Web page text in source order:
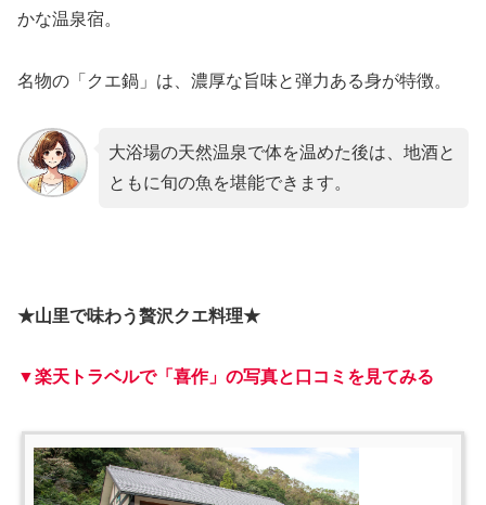
かな温泉宿。
名物の「クエ鍋」は、濃厚な旨味と弾力ある身が特徴。
大浴場の天然温泉で体を温めた後は、地酒と
ともに旬の魚を堪能できます。
★山里で味わう贅沢クエ料理★
▼楽天トラベルで「喜作」の写真と口コミを見てみる